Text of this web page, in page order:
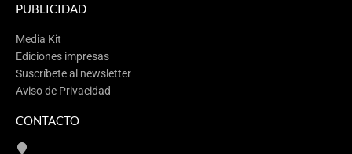
PUBLICIDAD
Media Kit
Ediciones impresas
Suscríbete al newsletter
Aviso de Privacidad
CONTACTO